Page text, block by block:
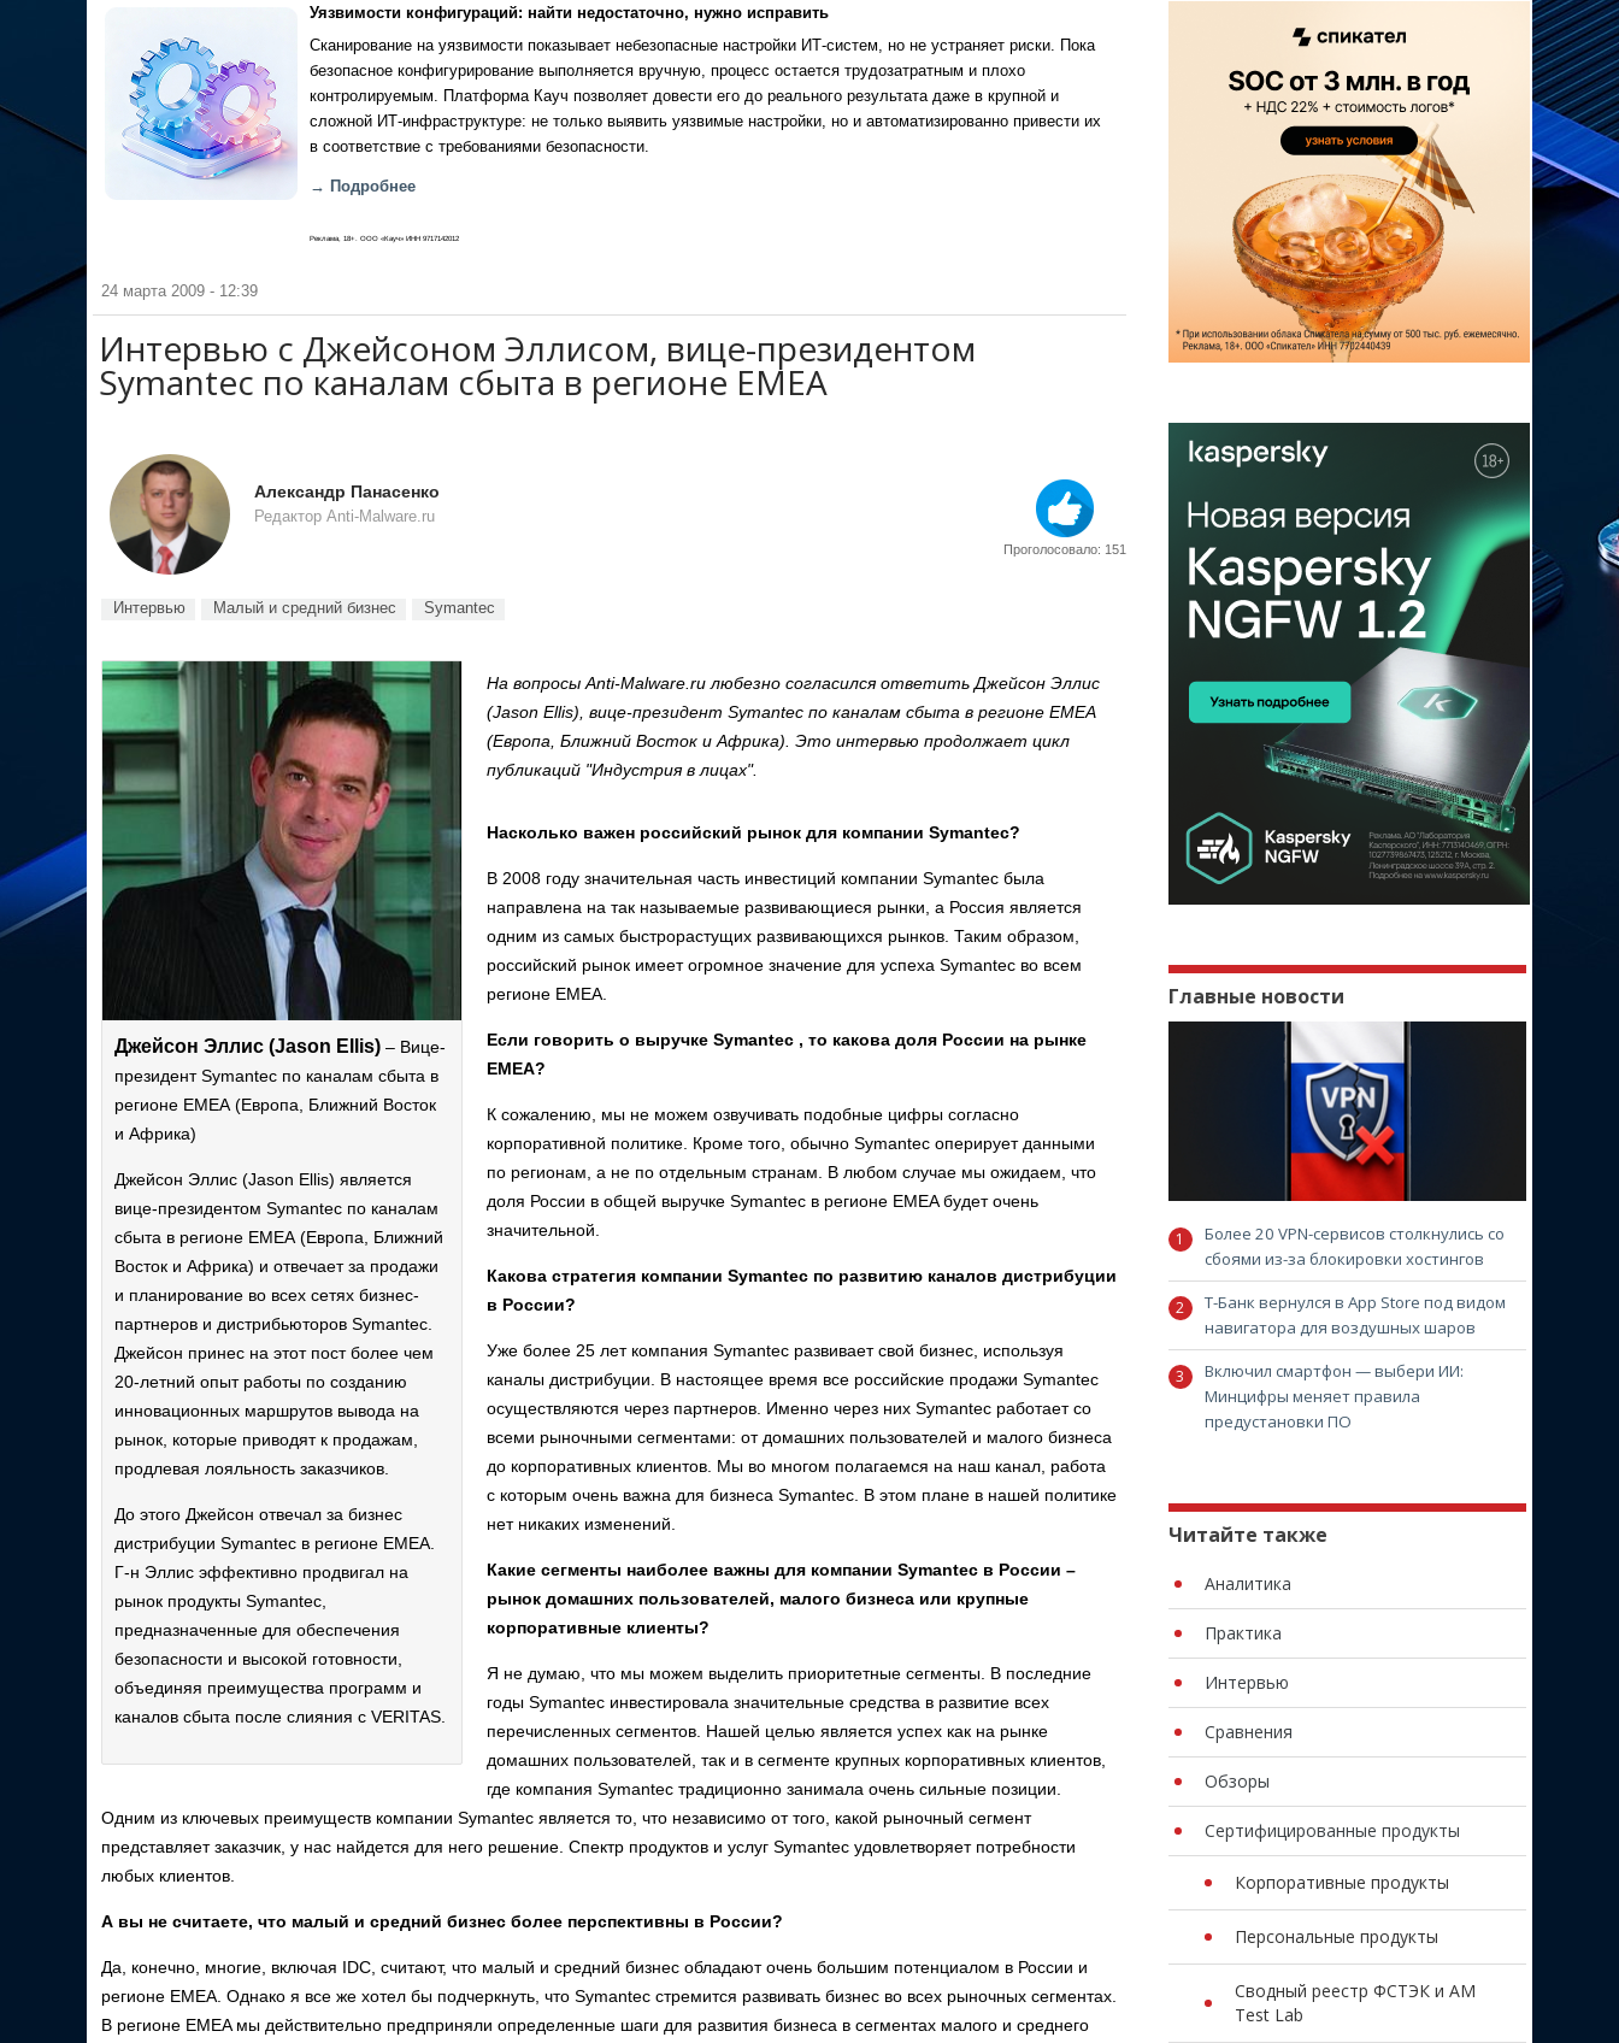
Уязвимости конфигураций: найти недостаточно, нужно исправить
Сканирование на уязвимости показывает небезопасные настройки ИТ-систем, но не устраняет риски. Пока
безопасное конфигурирование выполняется вручную, процесс остается трудозатратным и плохо
контролируемым. Платформа Кауч позволяет довести его до реального результата даже в крупной и
сложной ИТ-инфраструктуре: не только выявить уязвимые настройки, но и автоматизированно привести их
в соответствие с требованиями безопасности.
→ Подробнее
Реклама, 18+. ООО «Кауч» ИНН 9717142012
24 марта 2009 - 12:39
Интервью с Джейсоном Эллисом, вице-президентом
Symantec по каналам сбыта в регионе ЕМЕА
Александр Панасенко
Редактор Anti-Malware.ru
Проголосовало: 151
Интервью Малый и средний бизнес Symantec
Джейсон Эллис (Jason Ellis) – Вице-
президент Symantec по каналам сбыта в
регионе ЕМЕА (Европа, Ближний Восток
и Африка)
Джейсон Эллис (Jason Ellis) является
вице-президентом Symantec по каналам
сбыта в регионе ЕМЕА (Европа, Ближний
Восток и Африка) и отвечает за продажи
и планирование во всех сетях бизнес-
партнеров и дистрибьюторов Symantec.
Джейсон принес на этот пост более чем
20-летний опыт работы по созданию
инновационных маршрутов вывода на
рынок, которые приводят к продажам,
продлевая лояльность заказчиков.
До этого Джейсон отвечал за бизнес
дистрибуции Symantec в регионе ЕМЕА.
Г-н Эллис эффективно продвигал на
рынок продукты Symantec,
предназначенные для обеспечения
безопасности и высокой готовности,
объединяя преимущества программ и
каналов сбыта после слияния с VERITAS.
На вопросы Anti-Malware.ru любезно согласился ответить Джейсон Эллис
(Jason Ellis), вице-президент Symantec по каналам сбыта в регионе ЕМЕА
(Европа, Ближний Восток и Африка). Это интервью продолжает цикл
публикаций "Индустрия в лицах".
Насколько важен российский рынок для компании Symantec?
В 2008 году значительная часть инвестиций компании Symantec была
направлена на так называемые развивающиеся рынки, а Россия является
одним из самых быстрорастущих развивающихся рынков. Таким образом,
российский рынок имеет огромное значение для успеха Symantec во всем
регионе EMEA.
Если говорить о выручке Symantec , то какова доля России на рынке
EMEA?
К сожалению, мы не можем озвучивать подобные цифры согласно
корпоративной политике. Кроме того, обычно Symantec оперирует данными
по регионам, а не по отдельным странам. В любом случае мы ожидаем, что
доля России в общей выручке Symantec в регионе EMEA будет очень
значительной.
Какова стратегия компании Symantec по развитию каналов дистрибуции
в России?
Уже более 25 лет компания Symantec развивает свой бизнес, используя
каналы дистрибуции. В настоящее время все российские продажи Symantec
осуществляются через партнеров. Именно через них Symantec работает со
всеми рыночными сегментами: от домашних пользователей и малого бизнеса
до корпоративных клиентов. Мы во многом полагаемся на наш канал, работа
с которым очень важна для бизнеса Symantec. В этом плане в нашей политике
нет никаких изменений.
Какие сегменты наиболее важны для компании Symantec в России –
рынок домашних пользователей, малого бизнеса или крупные
корпоративные клиенты?
Я не думаю, что мы можем выделить приоритетные сегменты. В последние
годы Symantec инвестировала значительные средства в развитие всех
перечисленных сегментов. Нашей целью является успех как на рынке
домашних пользователей, так и в сегменте крупных корпоративных клиентов,
где компания Symantec традиционно занимала очень сильные позиции.
Одним из ключевых преимуществ компании Symantec является то, что независимо от того, какой рыночный сегмент
представляет заказчик, у нас найдется для него решение. Спектр продуктов и услуг Symantec удовлетворяет потребности
любых клиентов.
А вы не считаете, что малый и средний бизнес более перспективны в России?
Да, конечно, многие, включая IDC, считают, что малый и средний бизнес обладают очень большим потенциалом в России и
регионе EMEA. Однако я все же хотел бы подчеркнуть, что Symantec стремится развивать бизнес во всех рыночных сегментах.
В регионе EMEA мы действительно предприняли определенные шаги для развития бизнеса в сегментах малого и среднего
Главные новости
Более 20 VPN-сервисов столкнулись со
сбоями из-за блокировки хостингов
Т-Банк вернулся в App Store под видом
навигатора для воздушных шаров
Включил смартфон — выбери ИИ:
Минцифры меняет правила
предустановки ПО
Читайте также
Аналитика
Практика
Интервью
Сравнения
Обзоры
Сертифицированные продукты
Корпоративные продукты
Персональные продукты
Сводный реестр ФСТЭК и AM
Test Lab